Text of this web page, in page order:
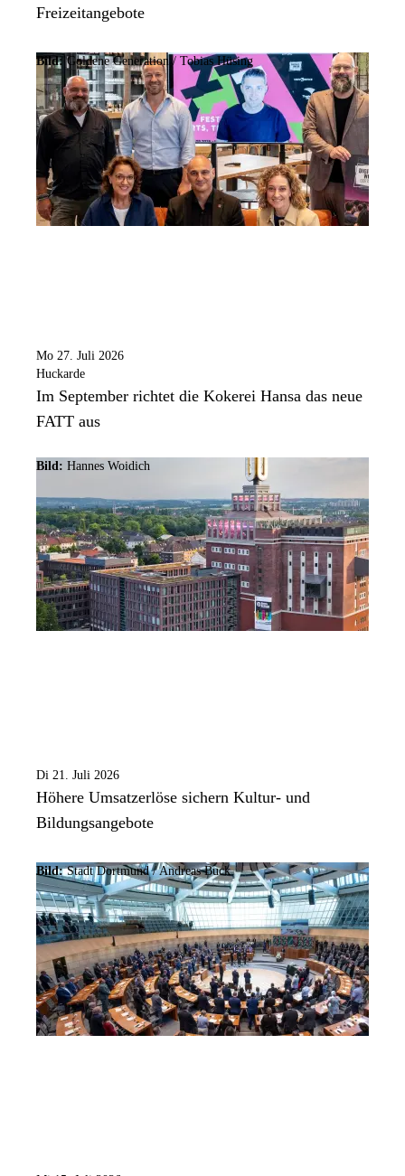
Freizeitangebote
Bild: Goldene Generation / Tobias Hüsing
Mo 27. Juli 2026
Huckarde
Im September richtet die Kokerei Hansa das neue
FATT aus
Bild: Hannes Woidich
Di 21. Juli 2026
Höhere Umsatzerlöse sichern Kultur- und
Bildungsangebote
Bild:Stadt Dortmund /Andreas Buck